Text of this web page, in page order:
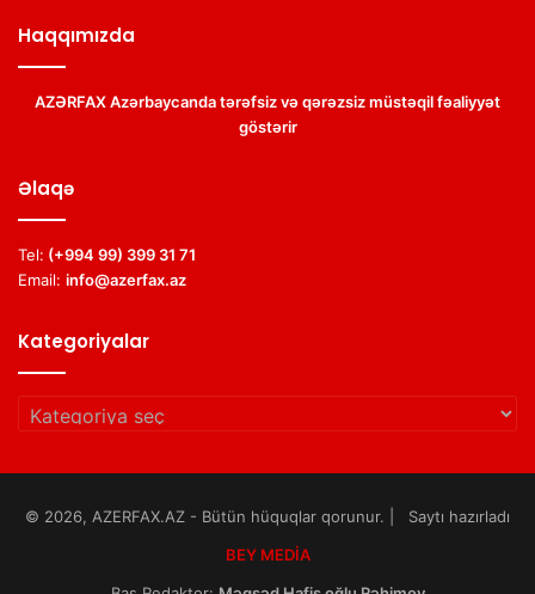
Haqqımızda
AZƏRFAX Azərbaycanda tərəfsiz və qərəzsiz müstəqil fəaliyyət
göstərir
Əlaqə
Tel: (+994 99) 399 31 71
Email: info@azerfax.az
Kategoriyalar
Kategoriyalar
© 2026, AZERFAX.AZ - Bütün hüquqlar qorunur. | Saytı hazırladı
BEY MEDİA